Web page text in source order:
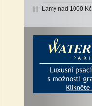
Lamy nad 1000 Kč